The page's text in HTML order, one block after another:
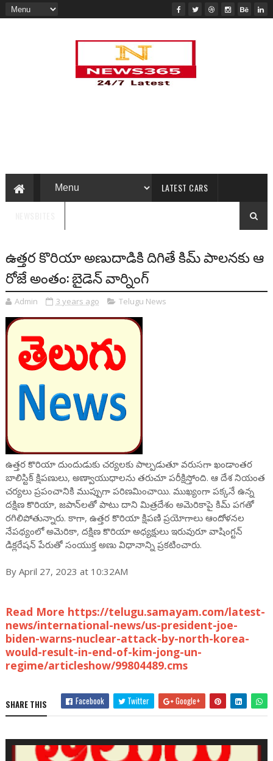
LATEST CARS
ఉత్తర కొరియా అణుదాడికి దిగితే కిమ్ పాలనకు ఆ
రోజే అంతం: బైడెన్ వార్నింగ్
Admin 3 years ago Telugu News
ఉత్తర కొరియా దుందుడుకు చర్యలకు పాల్పడుతూ వరుసగా ఖండాంతర
బాలిస్టిక్ క్షిపణులు, అణ్వాయుధాలను తరుచూ పరీక్షిస్తోంది. ఆ దేశ నియంత
చర్యలు ప్రపంచానికి ముప్పుగా పరిణమించాయి. ముఖ్యంగా పక్కనే ఉన్న
దక్షిణ కొరియా, జపాన్‌లతో పాటు దాని మిత్రదేశం అమెరికాపై కిమ్ పగతో
రగిలిపోతున్నారు. కాగా, ఉత్తర కొరియా క్షిపణి ప్రయోగాలు ఆందోళనల
నేపథ్యంలో అమెరికా, దక్షిణ కొరియా అధ్యక్షులు ఇరువురూ వాషింగ్టన్
డిక్లరేషన్ పేరుతో సంయుక్త అణు విధానాన్ని ప్రకటించారు.
By April 27, 2023 at 10:32AM
Read More https://telugu.samayam.com/latest-
news/international-news/us-president-joe-
biden-warns-nuclear-attack-by-north-korea-
would-result-in-end-of-kim-jong-un-
regime/articleshow/99804489.cms
SHARE THIS Facebook Twitter Google+